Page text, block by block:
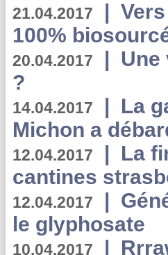
21.04.2017 |
100%
20.04.2017 | Une
?
14.04.2017 | La
Michon a
12.04.2017 | La
cantines
12.04.2017 |
le glyphosate
10.04.2017 |